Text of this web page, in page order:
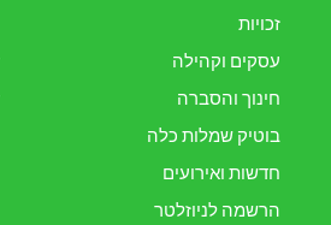
זכויות
עסקים וקהילה
חינוך והסברה
בוטיק שמלות כלה
חדשות ואירועים
הרשמה לניוזלטר